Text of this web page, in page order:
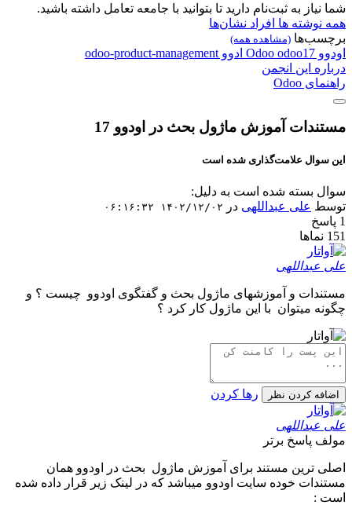
شما نیاز به ثبت‌نام دارید تا بتوانید با جامعه تعامل داشته باشید.
همه نوشته ها افراد نشان‌ها
برچسب‌ها (مشاهده همه)
اودوو Odoo odoo17 ادوو odoo-product-management
درباره این انجمن
راهنمای Odoo
مستندات آموزش ماژول بحث در اودوو 17
این سوال علامت‌گذاری شده است
سوال بسته شده است به دلیل:
توسط علی عبداللهی در ۱۴۰۲/۱۲/۰۲ ۰۶:۱۶:۳۲
1 پاسخ
151 نماها
علی عبداللهی
مستندات و آموزشهای ماژول بحث و گفتگوی اودوو چیست ؟ و
چگونه میتوان با این ماژول کار کرد ؟
اضافه کردن نظر رها کردن
علی عبداللهی
مولف پاسخ برتر
اصلی ترین مستند برای آموزش ماژول بحث در اودوو همان
مستندات خوده سایت اودوو میباشد که در لینک زیر قرار داده شده
است :